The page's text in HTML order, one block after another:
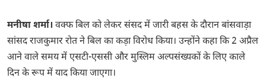
मनीषा शर्मा। वक्फ बिल को लेकर संसद में जारी बहस के दौरान बांसवाड़ा
सांसद राजकुमार रोत ने बिल का कड़ा विरोध किया। उन्होंने कहा कि 2 अप्रैल
आने वाले समय में एसटी-एससी और मुस्लिम अल्पसंख्यकों के लिए काले
दिन के रूप में याद किया जाएगा।